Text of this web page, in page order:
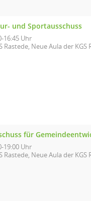
und Sportausschuss
16:45 Uhr
Rastede, Neue Aula der
für
19:00 Uhr
Rastede, Neue Aula der